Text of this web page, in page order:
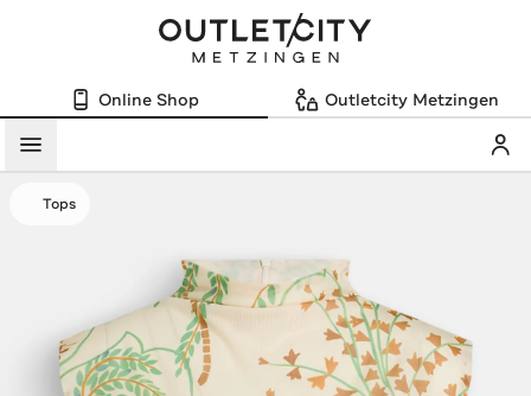
Online Shop Outletcity Metzingen
Menü
Tops